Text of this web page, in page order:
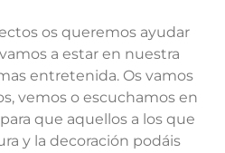
os queremos ayudar
a estar en nuestra
entretenida. Os vamos
vemos o escuchamos en
que aquellos a los que
y la decoración podáis